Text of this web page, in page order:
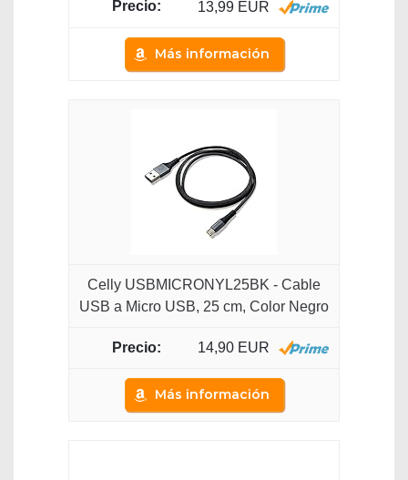
13,99 EUR
Más información
Celly USBMICRONYL25BK - Cable
USB a Micro USB, 25 cm, Color Negro
14,90 EUR
Más información